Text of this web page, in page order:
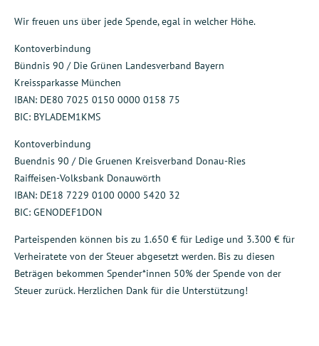
Wir freuen uns über jede Spende, egal in welcher Höhe.
Kontoverbindung
Bündnis 90 / Die Grünen Landesverband Bayern
Kreissparkasse München
IBAN: DE80 7025 0150 0000 0158 75
BIC: BYLADEM1KMS
Kontoverbindung
Buendnis 90 / Die Gruenen Kreisverband Donau-Ries
Raiffeisen-Volksbank Donauwörth
IBAN: DE18 7229 0100 0000 5420 32
BIC: GENODEF1DON
Parteispenden können bis zu 1.650 € für Ledige und 3.300 € für
Verheiratete von der Steuer abgesetzt werden. Bis zu diesen
Beträgen bekommen Spender*innen 50% der Spende von der
Steuer zurück. Herzlichen Dank für die Unterstützung!